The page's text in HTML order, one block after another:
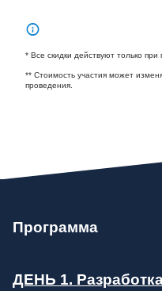
* Все скидки действуют только при
** Стоимость участия может
проведения.
Программа
ДЕНЬ 1.